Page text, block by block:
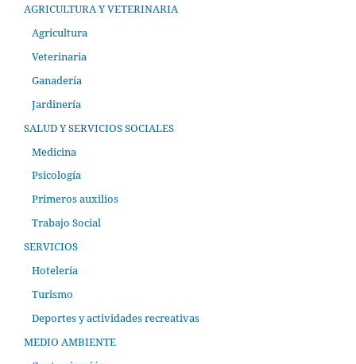
AGRICULTURA Y VETERINARIA
Agricultura
Veterinaria
Ganadería
Jardinería
SALUD Y SERVICIOS SOCIALES
Medicina
Psicología
Primeros auxilios
Trabajo Social
SERVICIOS
Hotelería
Turismo
Deportes y actividades recreativas
MEDIO AMBIENTE